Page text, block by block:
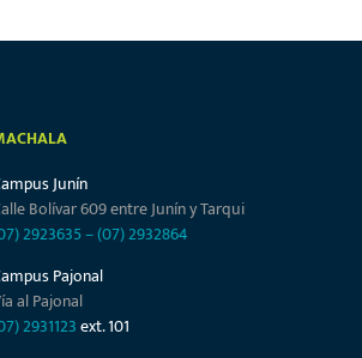
Junín
Bolívar 609 entre Junín y Tarqui
2923635–(07) 2932864
Pajonal
al Pajonal
2931123ext. 101